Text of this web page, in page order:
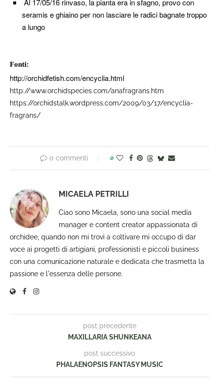
Al 17/05/16 rinvaso, la pianta era in sfagno, provo con
seramis e ghiaino per non lasciare le radici bagnate troppo
a lungo
Fonti: ​
http://orchidfetish.com/encyclia.html
http://www.orchidspecies.com/anafragrans.htm
https://orchidstalk.wordpress.com/2009/03/17/encyclia-
fragrans/
0 commenti 0
MICAELA PETRILLI
Ciao sono Micaela, sono una social media
manager e content creator appassionata di
orchidee, quando non mi trovi a coltivare mi occupo di dar
voce ai progetti di artigiani, professionisti e piccoli business
con una comunicazione naturale e dedicata che trasmetta la
passione e l'essenza delle persone.
post precedente
MAXILLARIA SHUNKEANA
post successivo
PHALAENOPSIS FANTASY MUSIC